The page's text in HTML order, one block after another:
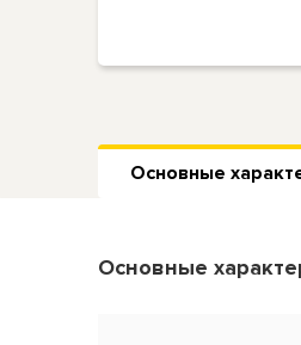
Основные
Основные